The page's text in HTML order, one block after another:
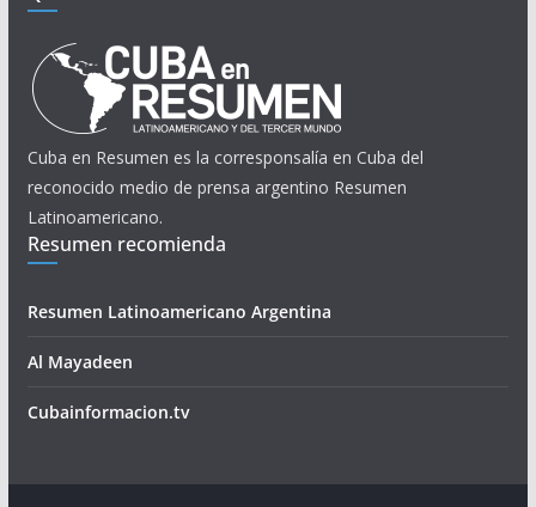
Cuba en Resumen es la corresponsalía en Cuba del
reconocido medio de prensa argentino Resumen
Latinoamericano.
Resumen recomienda
Resumen Latinoamericano Argentina
Al Mayadeen
Cubainformacion.tv